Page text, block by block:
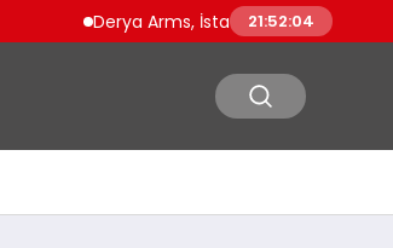
Derya Arms, İstanbul Prohunt 2026’da
21:52:05